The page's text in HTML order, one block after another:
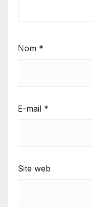
Nom *
E-mail *
Site web